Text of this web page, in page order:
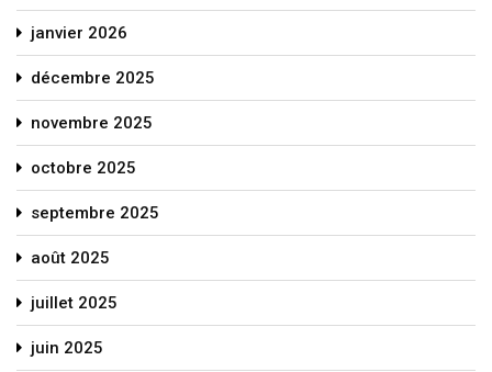
janvier 2026
décembre 2025
novembre 2025
octobre 2025
septembre 2025
août 2025
juillet 2025
juin 2025